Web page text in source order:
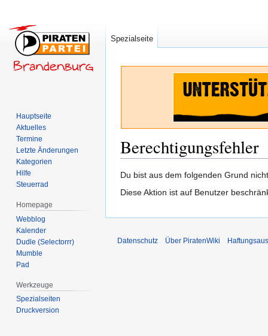
Berechtigungsfehler
Zur
Navigation
Zur
Suche
Du bist aus dem folgenden Grund
Diese Aktion ist auf Benutzer
Spezialseite
Hauptseite
Aktuelles
Termine
Letzte Änderungen
Kategorien
Hilfe
Steuerrad
Homepage
Webblog
Kalender
Dudle (Selectorrr)
Mumble
Pad
Werkzeuge
Spezialseiten
Druckversion
Datenschutz Über PiratenWiki